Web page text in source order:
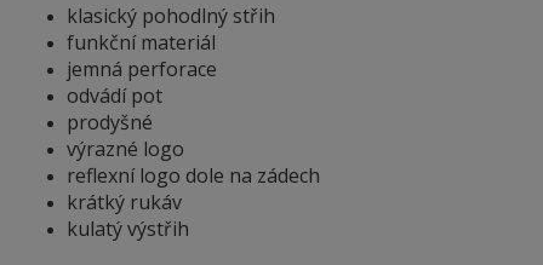
klasický pohodlný střih
funkční materiál
jemná perforace
odvádí pot
prodyšné
výrazné logo
reflexní logo dole na zádech
krátký rukáv
kulatý výstřih